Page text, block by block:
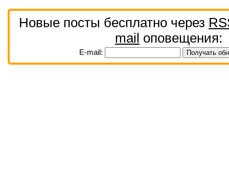
Новые посты бесплатно через
mail оповещения:
E-mail: